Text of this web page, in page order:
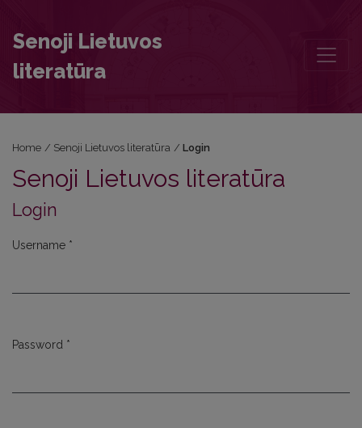
Senoji Lietuvos
literatūra
Home / Senoji Lietuvos literatūra / Login
Senoji Lietuvos literatūra
Login
Username *
Password *